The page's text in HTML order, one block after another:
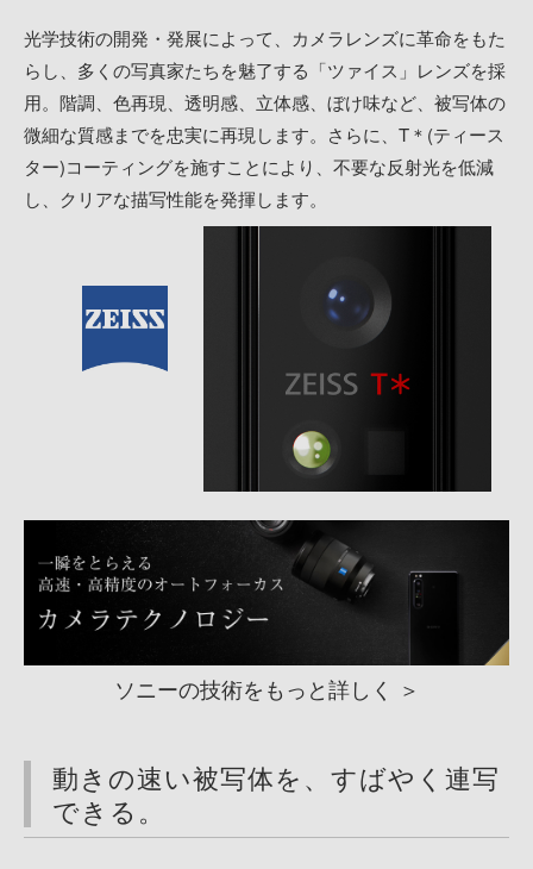
光学技術の開発・発展によって、カメラレンズに革命をもた
らし、多くの写真家たちを魅了する「ツァイス」レンズを採
用。階調、色再現、透明感、立体感、ぼけ味など、被写体の
微細な質感までを忠実に再現します。さらに、T＊(ティース
ター)コーティングを施すことにより、不要な反射光を低減
し、クリアな描写性能を発揮します。
ソニーの技術をもっと詳しく
動きの速い被写体を、すばやく連写
できる。